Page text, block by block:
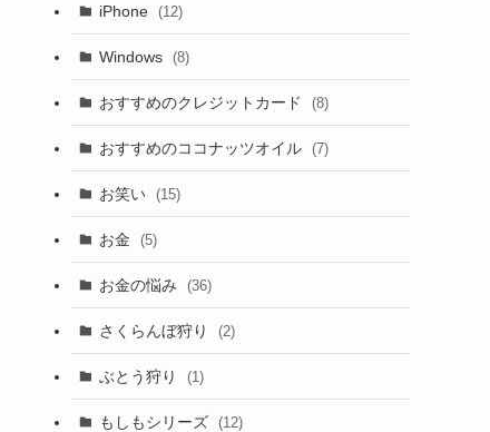
iPhone (12)
Windows (8)
おすすめのクレジットカード (8)
おすすめのココナッツオイル (7)
お笑い (15)
お金 (5)
お金の悩み (36)
さくらんぼ狩り (2)
ぶとう狩り (1)
もしもシリーズ (12)